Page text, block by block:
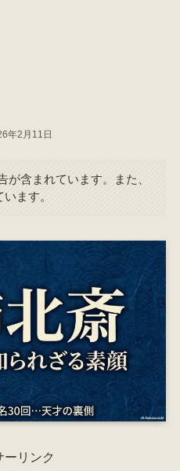
年2月11日
が含まれています。また、
ます。
ーリンク